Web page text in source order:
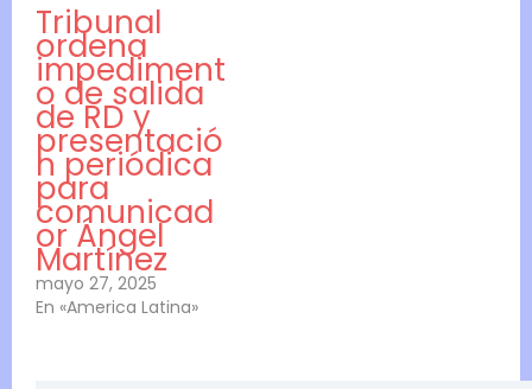
Tribunal
ordena
impediment
o de salida
de RD y
presentació
n periódica
para
comunicad
or Ángel
Martínez
mayo 27, 2025
En «America Latina»